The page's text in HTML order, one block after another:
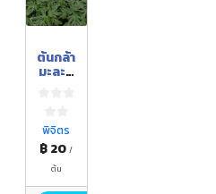
ต้นกล้า
มะละก
พิจิตร
฿ 20/
ต้น